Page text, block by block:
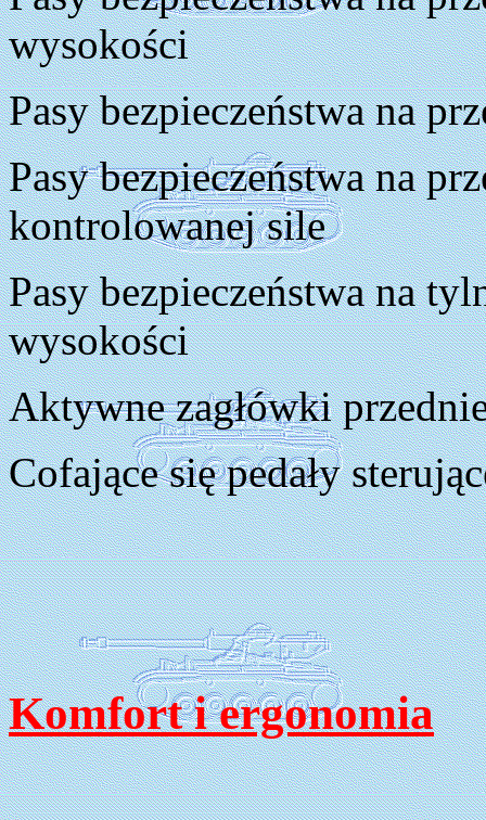
wysokości
Pasy bezpieczeństwa na
Pasy bezpieczeństwa na
kontrolowanej sile
Pasy bezpieczeństwa na
wysokości
Aktywne zagłówki
Cofające się pedały
Komfort i ergonomia